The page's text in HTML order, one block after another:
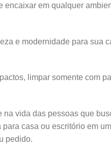
em qualquer
e modernidade para sua
limpar somente com
vida das pessoas que
casa ou escritório em
pedido.